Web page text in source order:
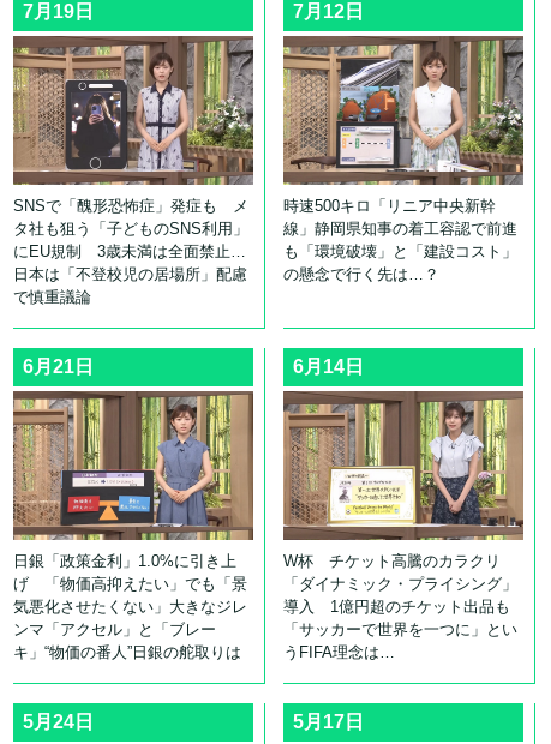
7月19日
SNSで「醜形恐怖症」発症も メ
タ社も狙う「子どものSNS利用」
にEU規制 3歳未満は全面禁止…
日本は「不登校児の居場所」配慮
で慎重議論
7月12日
時速500キロ「リニア中央新幹
線」静岡県知事の着工容認で前進
も「環境破壊」と「建設コスト」
の懸念で行く先は…？
6月21日
日銀「政策金利」1.0%に引き上
げ 「物価高抑えたい」でも「景
気悪化させたくない」大きなジレ
ンマ「アクセル」と「ブレー
キ」“物価の番人”日銀の舵取りは
6月14日
W杯 チケット高騰のカラクリ
「ダイナミック・プライシング」
導入 1億円超のチケット出品も
「サッカーで世界を一つに」とい
うFIFA理念は…
5月24日 5月17日